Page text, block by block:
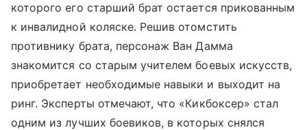
которого его старший брат остается прикованным
к инвалидной коляске. Решив отомстить
противнику брата, персонаж Ван Дамма
знакомится со старым учителем боевых искусств,
приобретает необходимые навыки и выходит на
ринг. Эксперты отмечают, что «Кикбоксер» стал
одним из лучших боевиков, в которых снялся